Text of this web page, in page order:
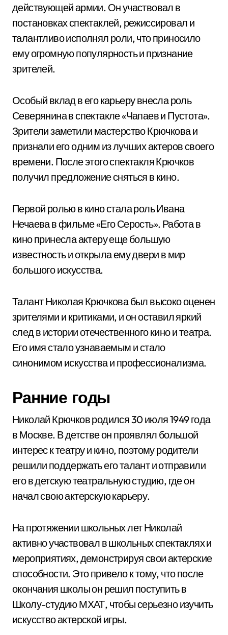
действующей армии. Он участвовал в
постановках спектаклей, режиссировал и
талантливо исполнял роли, что приносило
ему огромную популярность и признание
зрителей.
Особый вклад в его карьеру внесла роль
Северянина в спектакле «Чапаев и Пустота».
Зрители заметили мастерство Крючкова и
признали его одним из лучших актеров своего
времени. После этого спектакля Крючков
получил предложение сняться в кино.
Первой ролью в кино стала роль Ивана
Нечаева в фильме «Его Серость». Работа в
кино принесла актеру еще большую
известность и открыла ему двери в мир
большого искусства.
Талант Николая Крючкова был высоко оценен
зрителями и критиками, и он оставил яркий
след в истории отечественного кино и театра.
Его имя стало узнаваемым и стало
синонимом искусства и профессионализма.
Ранние годы
Николай Крючков родился 30 июля 1949 года
в Москве. В детстве он проявлял большой
интерес к театру и кино, поэтому родители
решили поддержать его талант и отправили
его в детскую театральную студию, где он
начал свою актерскую карьеру.
На протяжении школьных лет Николай
активно участвовал в школьных спектаклях и
мероприятиях, демонстрируя свои актерские
способности. Это привело к тому, что после
окончания школы он решил поступить в
Школу-студию МХАТ, чтобы серьезно изучить
искусство актерской игры.